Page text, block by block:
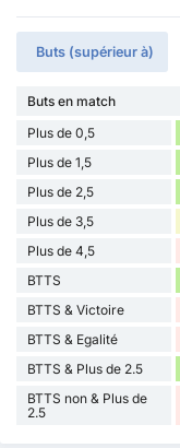
Buts (supérieur à)
Buts en match
Plus de 0,5
Plus de 1,5
Plus de 2,5
Plus de 3,5
Plus de 4,5
BTTS
BTTS & Victoire
BTTS & Egalité
BTTS & Plus de 2.5
BTTS non & Plus de
2.5